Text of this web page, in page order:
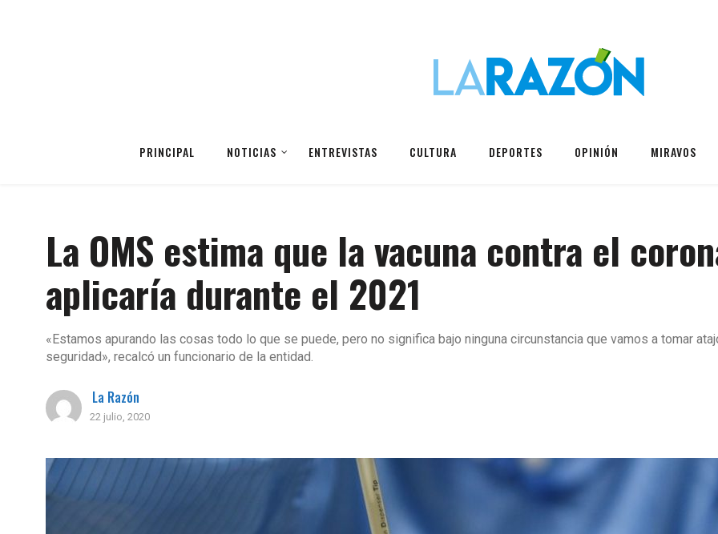
PRINCIPAL NOTICIAS ENTREVISTAS CULTURA DEPORTES OPINIÓN MIRAVOS
La OMS estima que la vacuna contra el
aplicaría durante el 2021
«Estamos apurando las cosas todo lo que se puede, pero no significa bajo ninguna circunstancia que vamos a tomar
seguridad», recalcó un funcionario de la entidad.
La Razón
22 julio, 2020